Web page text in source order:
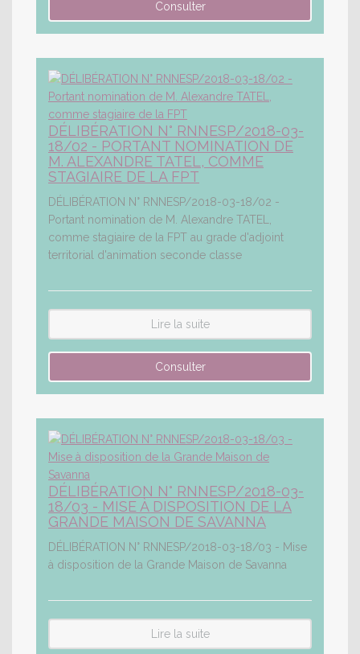
DÉLIBÉRATION N° RNNESP/2018-03-
18/02 - PORTANT NOMINATION DE
M. ALEXANDRE TATEL, COMME
STAGIAIRE DE LA FPT
DÉLIBÉRATION N° RNNESP/2018-03-18/02 -
Portant nomination de M. Alexandre TATEL,
comme stagiaire de la FPT au grade d'adjoint
territorial d'animation seconde classe
Lire la suite
DÉLIBÉRATION N° RNNESP/2018-03-
18/03 - MISE À DISPOSITION DE LA
GRANDE MAISON DE SAVANNA
DÉLIBÉRATION N° RNNESP/2018-03-18/03 - Mise
à disposition de la Grande Maison de Savanna
Lire la suite